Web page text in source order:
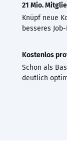
21 Mio.
Knüpf neue
besseres
Kostenlos
Schon als
deutlich